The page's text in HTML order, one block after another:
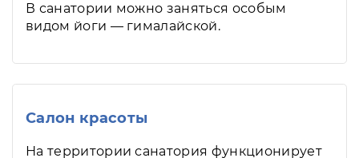
В санатории можно заняться особым
видом йоги — гималайской.
Салон красоты
На территории санатория функционирует